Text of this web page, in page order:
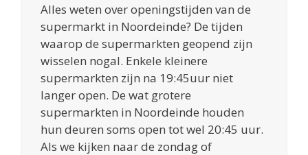
Alles weten over openingstijden van de
supermarkt in Noordeinde? De tijden
waarop de supermarkten geopend zijn
wisselen nogal. Enkele kleinere
supermarkten zijn na 19:45uur niet
langer open. De wat grotere
supermarkten in Noordeinde houden
hun deuren soms open tot wel 20:45 uur.
Als we kijken naar de zondag of